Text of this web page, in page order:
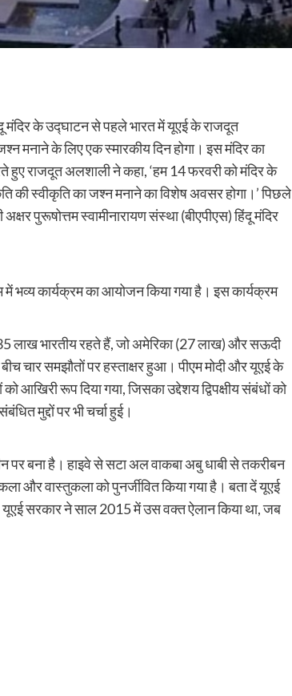
मंदिर के उद्घाटन से पहले भारत में यूएई के राजदूत
मनाने के लिए एक स्मारकीय दिन होगा। इस मंदिर का
हुए राजदूत अलशाली ने कहा, ‘हम 14 फरवरी को मंदिर के
स्वीकृति का जश्न मनाने का विशेष अवसर होगा।’ पिछले
पुरूषोत्तम स्वामीनारायण संस्था (बीएपीएस) हिंदू मंदिर
भव्य कार्यक्रम का आयोजन किया गया है। इस कार्यक्रम
लाख भारतीय रहते हैं, जो अमेरिका (27 लाख) और सऊदी
चार समझौतों पर हस्ताक्षर हुआ। पीएम मोदी और यूएई के
आखिरी रूप दिया गया, जिसका उद्देशय द्विपक्षीय संबंधों को
मुद्दों पर भी चर्चा हुई।
पर बना है। हाइवे से सटा अल वाकबा अबु धाबी से तकरीबन
और वास्तुकला को पुनर्जीवित किया गया है। बता दें यूएई
यूएई सरकार ने साल 2015 में उस वक्त ऐलान किया था, जब